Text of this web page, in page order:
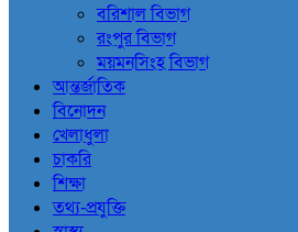
বরিশাল বিভাগ
রংপুর বিভাগ
ময়মনসিংহ বিভাগ
আন্তর্জাতিক
বিনোদন
খেলাধুলা
চাকরি
শিক্ষা
তথ্য-প্রযুক্তি